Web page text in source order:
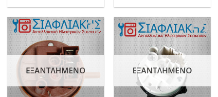
Add to
wishlist
ΕΞΑΝΤΛΗΜΈΝΟ
Add to
wishlist
ΕΞΑΝΤΛΗΜΈΝΟ